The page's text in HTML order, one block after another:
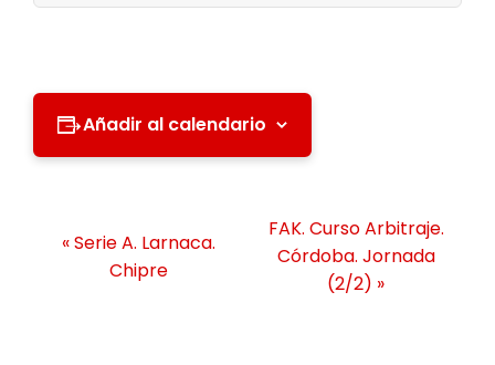
Añadir al calendario
«Serie A. Larnaca.
Chipre
FAK. Curso Arbitraje.
Córdoba. Jornada
(2/2) »